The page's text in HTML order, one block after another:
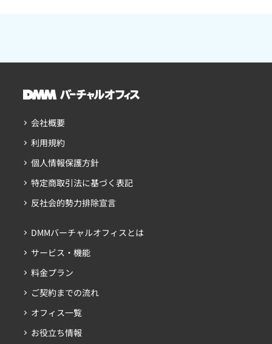
会社概要
利用規約
個人情報保護方針
特定商取引法に基づく表記
反社会的勢力排除宣言
DMMバーチャルオフィスとは
サービス・機能
料金プラン
ご契約までの流れ
オフィス一覧
お役立ち情報